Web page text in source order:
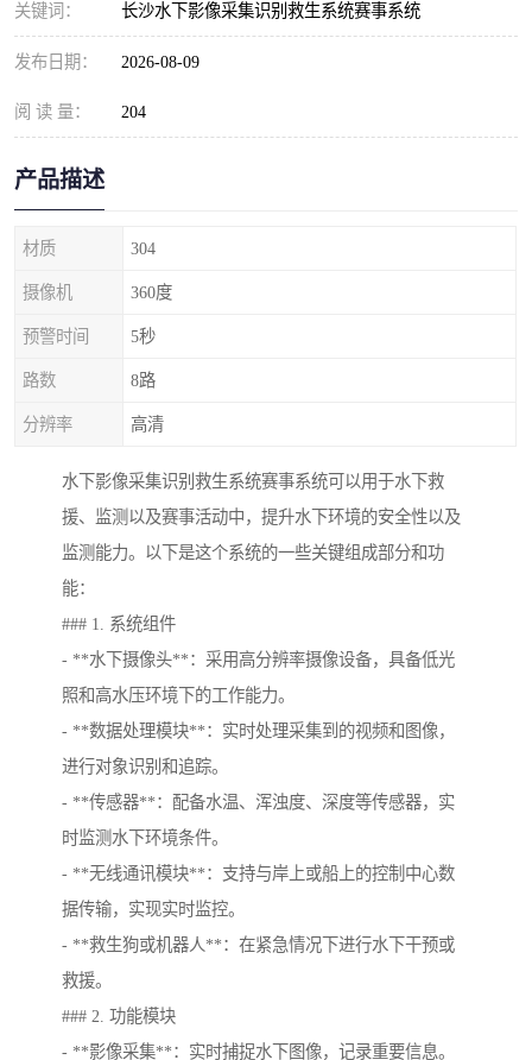
关键词： 长沙水下影像采集识别救生系统赛事系统
发布日期： 2026-08-09
阅 读 量： 204
产品描述
材质 304
摄像机 360度
预警时间 5秒
路数 8路
分辨率 高清
水下影像采集识别救生系统赛事系统可以用于水下救
援、监测以及赛事活动中，提升水下环境的安全性以及
监测能力。以下是这个系统的一些关键组成部分和功
能：
### 1. 系统组件
- **水下摄像头**：采用高分辨率摄像设备，具备低光
照和高水压环境下的工作能力。
- **数据处理模块**：实时处理采集到的视频和图像，
进行对象识别和追踪。
- **传感器**：配备水温、浑浊度、深度等传感器，实
时监测水下环境条件。
- **无线通讯模块**：支持与岸上或船上的控制中心数
据传输，实现实时监控。
- **救生狗或机器人**：在紧急情况下进行水下干预或
救援。
### 2. 功能模块
- **影像采集**：实时捕捉水下图像，记录重要信息。